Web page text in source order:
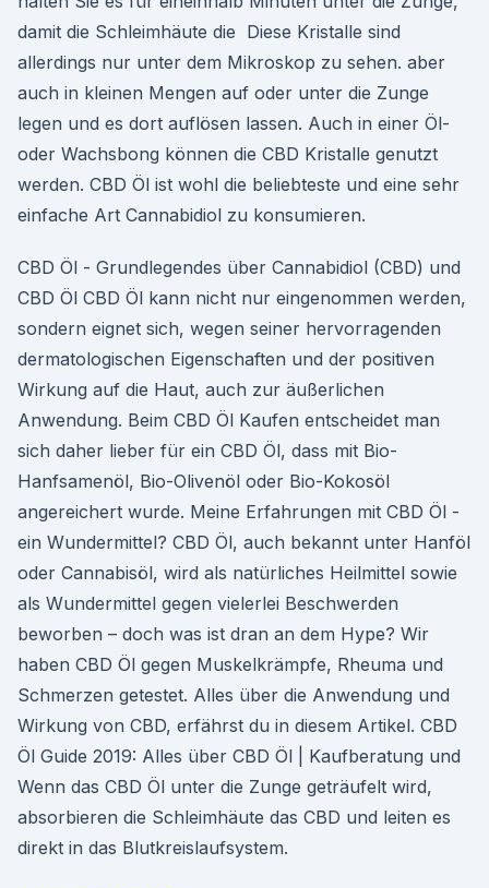
damit die Schleimhäute die Diese Kristalle sind
allerdings nur unter dem Mikroskop zu sehen. aber
auch in kleinen Mengen auf oder unter die Zunge
legen und es dort auflösen lassen. Auch in einer Öl-
oder Wachsbong können die CBD Kristalle genutzt
werden. CBD Öl ist wohl die beliebteste und eine sehr
einfache Art Cannabidiol zu konsumieren.
CBD Öl - Grundlegendes über Cannabidiol (CBD) und
CBD Öl CBD Öl kann nicht nur eingenommen werden,
sondern eignet sich, wegen seiner hervorragenden
dermatologischen Eigenschaften und der positiven
Wirkung auf die Haut, auch zur äußerlichen
Anwendung. Beim CBD Öl Kaufen entscheidet man
sich daher lieber für ein CBD Öl, dass mit Bio-
Hanfsamenöl, Bio-Olivenöl oder Bio-Kokosöl
angereichert wurde. Meine Erfahrungen mit CBD Öl -
ein Wundermittel? CBD Öl, auch bekannt unter Hanföl
oder Cannabisöl, wird als natürliches Heilmittel sowie
als Wundermittel gegen vielerlei Beschwerden
beworben – doch was ist dran an dem Hype? Wir
haben CBD Öl gegen Muskelkrämpfe, Rheuma und
Schmerzen getestet. Alles über die Anwendung und
Wirkung von CBD, erfährst du in diesem Artikel. CBD
Öl Guide 2019: Alles über CBD Öl | Kaufberatung und
Wenn das CBD Öl unter die Zunge geträufelt wird,
absorbieren die Schleimhäute das CBD und leiten es
direkt in das Blutkreislaufsystem.